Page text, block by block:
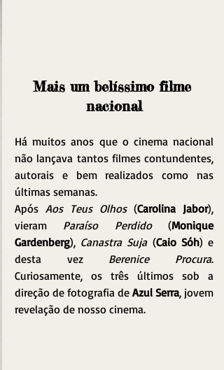
Mais um belíssimo filme
nacional
Há muitos anos que o cinema nacional
não lançava tantos filmes contundentes,
autorais e bem realizados como nas
últimas semanas.
Após Aos Teus Olhos (Carolina Jabor),
vieram Paraíso Perdido (Monique
Gardenberg), Canastra Suja (Caio Sóh) e
desta vez Berenice Procura.
Curiosamente, os três últimos sob a
direção de fotografia de Azul Serra, jovem
revelação de nosso cinema.